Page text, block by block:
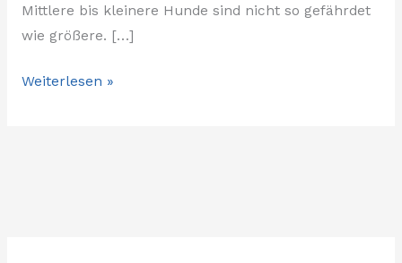
Mittlere bis kleinere Hunde sind nicht so gefährdet
wie größere. […]
Weiterlesen »